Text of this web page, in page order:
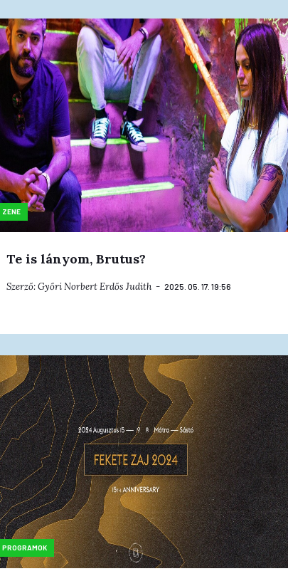
ZENE
Te is lányom, Brutus?
Szerző:Győri NorbertErdős Judith 2025. 05. 17. 19:56
PROGRAMOK